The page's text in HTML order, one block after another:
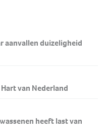
aanvallen duizeligheid
van Nederland
heeft last van